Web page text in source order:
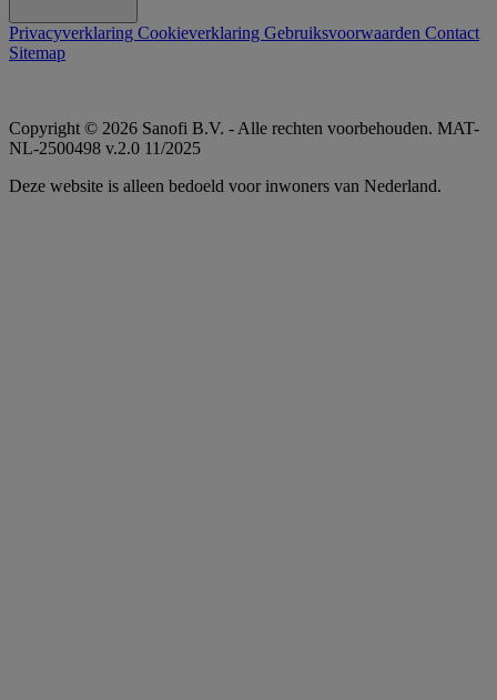
Privacyverklaring Cookieverklaring Gebruiksvoorwaarden Contact
Sitemap
Copyright © 2026 Sanofi B.V. - Alle rechten voorbehouden. MAT-
NL-2500498 v.2.0 11/2025
Deze website is alleen bedoeld voor inwoners van Nederland.